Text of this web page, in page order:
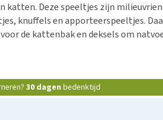
katten. Deze speeltjes zijn
knuffels en apporteerspeeltjes.
de kattenbak en deksels om
30 dagen bedenktijd